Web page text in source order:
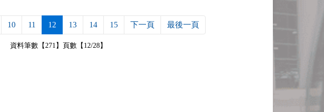
10 11 12 13 14 15 下一頁 最後一頁
資料筆數【271】頁數【12/28】